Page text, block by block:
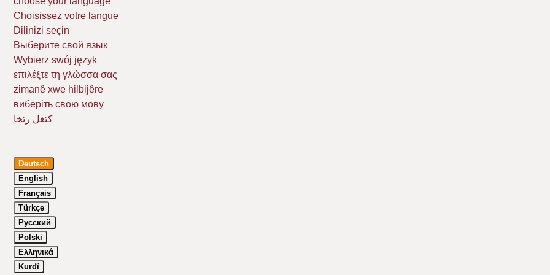
Choisissez votre langue
Dilinizi seçin
Выберите свой язык
Wybierz swój język
επιλέξτε τη γλώσσα σας
zimanê xwe hilbijêre
виберіть свою мову
كتغل رتخا
Deutsch
English
Français
Türkçe
Русский
Polski
Ελληνικά
Kurdî